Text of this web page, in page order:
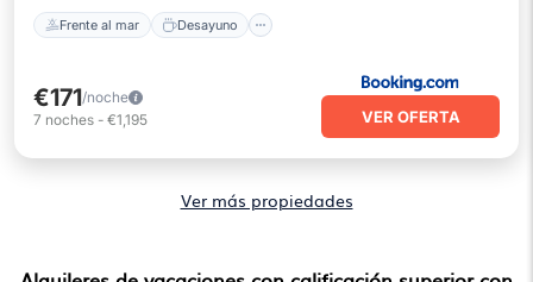
Frente al mar Desayuno
€171/noche
7 noches - €1,195 VER OFERTA
Ver más propiedades